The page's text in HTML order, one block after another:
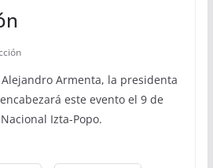
Armenta, la presidenta
este evento el 9 de
Izta-Popo.